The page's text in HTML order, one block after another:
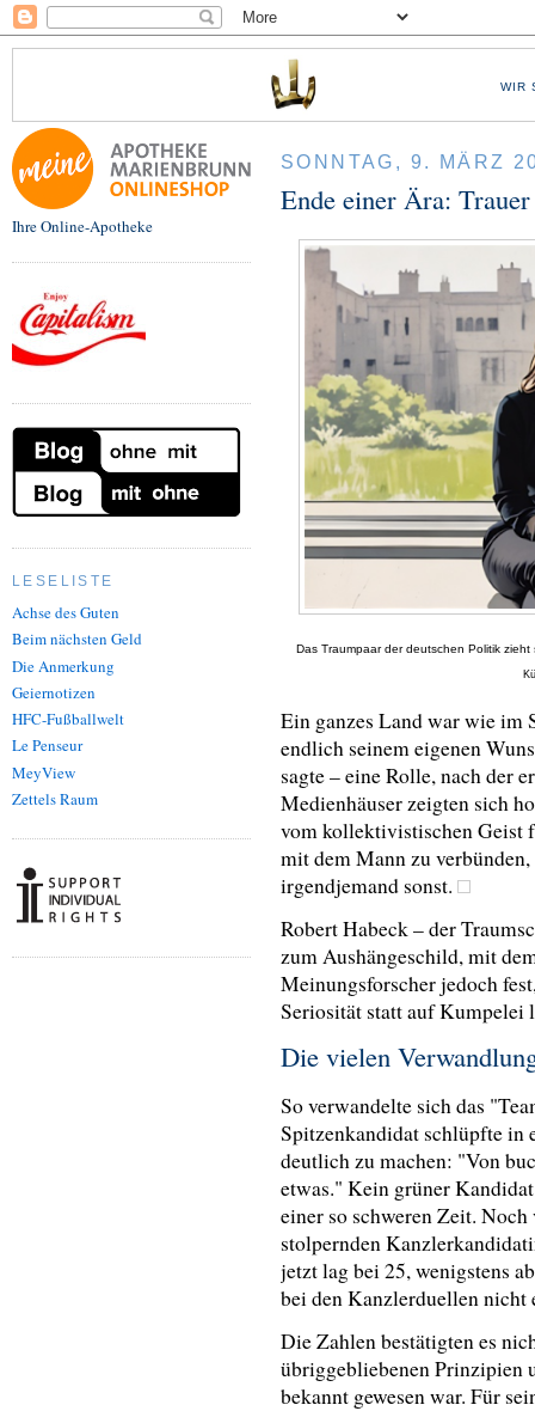
WIR
Ihre Online-Apotheke
LESELISTE
Achse des Guten
Beim nächsten Geld
Die Anmerkung
Geiernotizen
HFC-Fußballwelt
Le Penseur
MeyView
Zettels Raum
SONNTAG, 9. MÄRZ
Ende einer Ära:
Das Traumpaar der deutschen Politik
Ein ganzes Land war wie im
endlich seinem eigenen
sagte – eine Rolle, nach der
Medienhäuser zeigten sich
vom kollektivistischen Geist
mit dem Mann zu
irgendjemand sonst.
Robert Habeck – der
zum Aushängeschild, mit
Meinungsforscher jedoch
Seriosität statt auf
Die vielen
So verwandelte sich das
Spitzenkandidat schlüpfte in
deutlich zu machen: "Von
etwas." Kein grüner
einer so schweren Zeit.
stolpernden
jetzt lag bei 25, wenigstens
bei den Kanzlerduellen nicht
Die Zahlen bestätigten es
übriggebliebenen Prinzipien
bekannt gewesen war. Für